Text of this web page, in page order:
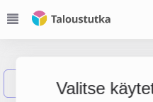
Valitse
Näytä haku